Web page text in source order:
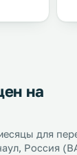
на
для
Россия